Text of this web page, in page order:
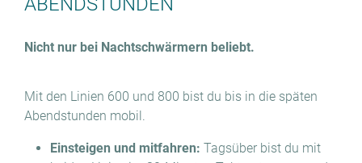
Nicht nur bei Nachtschwärmern beliebt.
Mit den Linien 600 und 800 bist du bis in die späten
Abendstunden mobil.
Einsteigen und mitfahren: Tagsüber bist du mit